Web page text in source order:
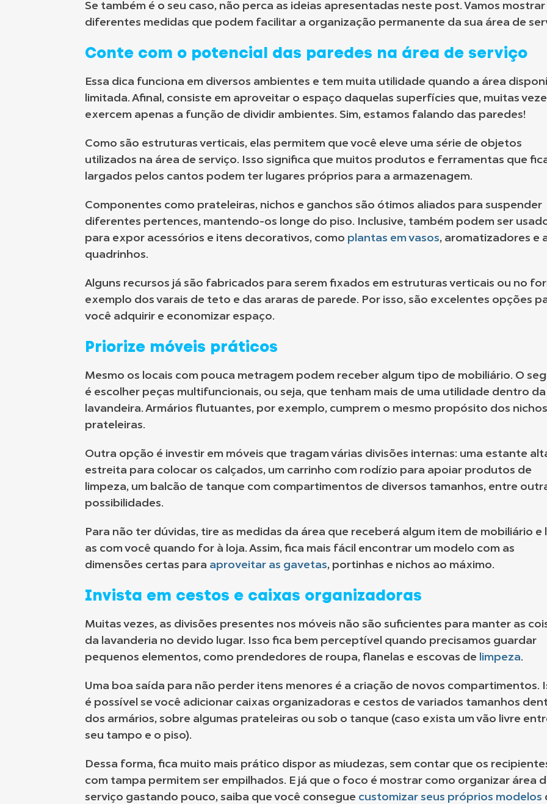
Se também é o seu caso, não perca as ideias apresentadas neste post. Vamos mostrar
diferentes medidas que podem facilitar a organização permanente da sua área de
Conte com o potencial das paredes na área de serviço
Essa dica funciona em diversos ambientes e tem muita utilidade quando a área
limitada. Afinal, consiste em aproveitar o espaço daquelas superfícies que, muitas
exercem apenas a função de dividir ambientes. Sim, estamos falando das paredes!
Como são estruturas verticais, elas permitem que você eleve uma série de objetos
utilizados na área de serviço. Isso significa que muitos produtos e ferramentas que
largados pelos cantos podem ter lugares próprios para a armazenagem.
Componentes como prateleiras, nichos e ganchos são ótimos aliados para suspender
diferentes pertences, mantendo-os longe do piso. Inclusive, também podem ser
para expor acessórios e itens decorativos, como plantas em vasos, aromatizadores e
quadrinhos.
Alguns recursos já são fabricados para serem fixados em estruturas verticais ou no
exemplo dos varais de teto e das araras de parede. Por isso, são excelentes opções
você adquirir e economizar espaço.
Priorize móveis práticos
Mesmo os locais com pouca metragem podem receber algum tipo de mobiliário. O
é escolher peças multifuncionais, ou seja, que tenham mais de uma utilidade dentro da
lavandeira. Armários flutuantes, por exemplo, cumprem o mesmo propósito dos
prateleiras.
Outra opção é investir em móveis que tragam várias divisões internas: uma estante
estreita para colocar os calçados, um carrinho com rodízio para apoiar produtos de
limpeza, um balcão de tanque com compartimentos de diversos tamanhos, entre
possibilidades.
Para não ter dúvidas, tire as medidas da área que receberá algum item de mobiliário e
as com você quando for à loja. Assim, fica mais fácil encontrar um modelo com as
dimensões certas para aproveitar as gavetas, portinhas e nichos ao máximo.
Invista em cestos e caixas organizadoras
Muitas vezes, as divisões presentes nos móveis não são suficientes para manter as
da lavanderia no devido lugar. Isso fica bem perceptível quando precisamos guardar
pequenos elementos, como prendedores de roupa, flanelas e escovas de limpeza.
Uma boa saída para não perder itens menores é a criação de novos compartimentos.
é possível se você adicionar caixas organizadoras e cestos de variados tamanhos
dos armários, sobre algumas prateleiras ou sob o tanque (caso exista um vão livre
seu tampo e o piso).
Dessa forma, fica muito mais prático dispor as miudezas, sem contar que os
com tampa permitem ser empilhados. E já que o foco é mostrar como organizar área
serviço gastando pouco, saiba que você consegue customizar seus próprios modelos